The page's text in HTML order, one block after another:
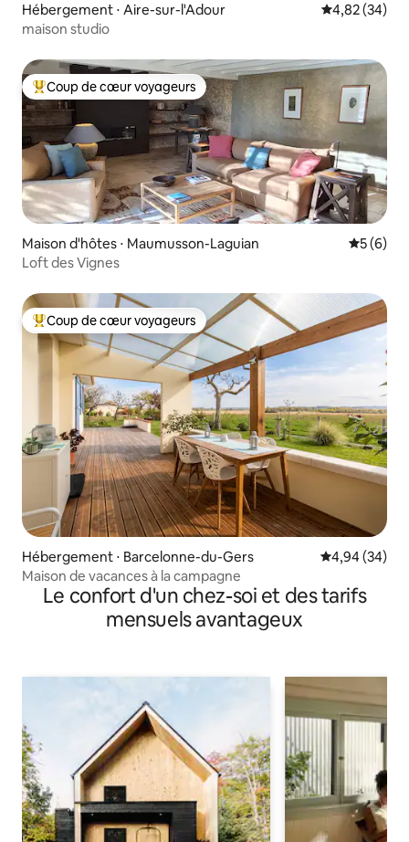
Hébergement ⋅ Aire-sur-l'Adour Évaluation
4,82 (34)
maison studio
Coups de cœur voyageurs les plus appréciés
Coup de cœur voyageurs
Maison d'hôtes ⋅ Maumusson-Laguian
5 (6)
Loft des Vignes
Coups de cœur voyageurs les plus appréciés
Coup de cœur voyageurs
Hébergement ⋅ Barcelonne-du-Gers Évaluation
4,94 (34)
Maison de vacances à la campagne
Le confort d'un chez-soi et des tarifs
mensuels avantageux